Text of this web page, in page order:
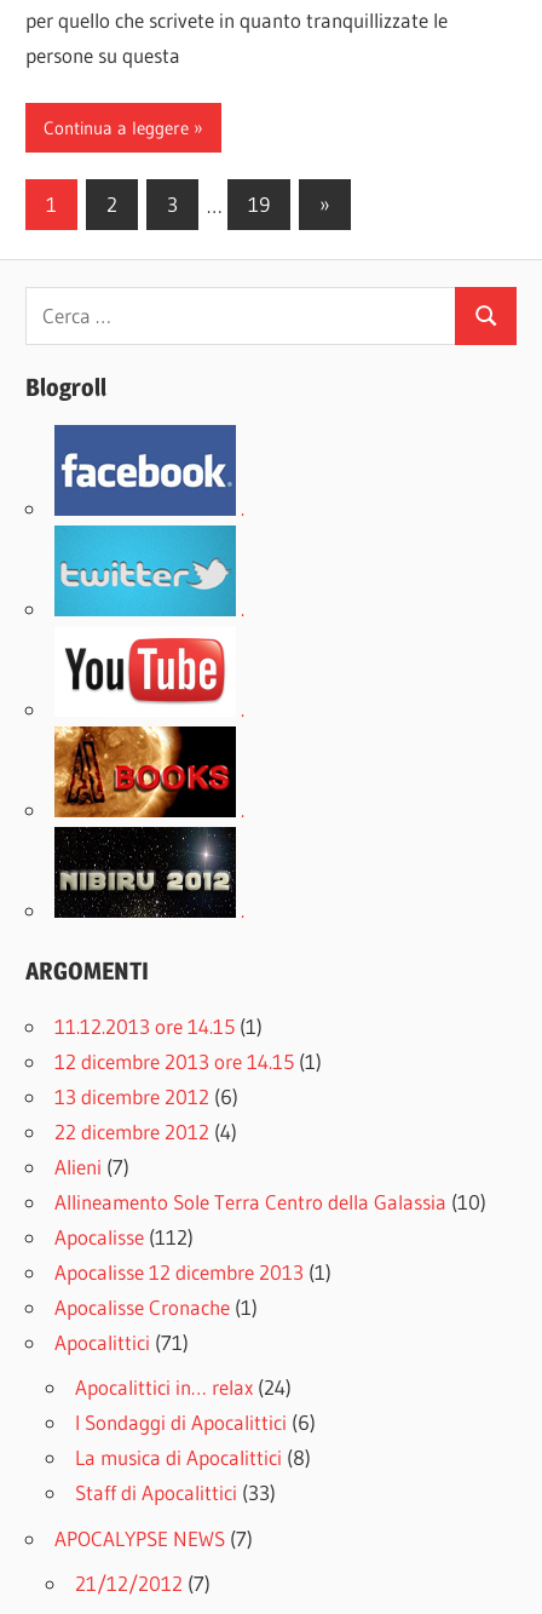
per quello che scrivete in quanto tranquillizzate le
persone su questa
Continua a leggere
Paginazione
articoli
1 2 3 … 19
Articoli
successivi
»
Ricerca
per:
Cerca
Blogroll
.
.
.
.
.
ARGOMENTI
11.12.2013 ore 14.15 (1)
12 dicembre 2013 ore 14.15 (1)
13 dicembre 2012 (6)
22 dicembre 2012 (4)
Alieni (7)
Allineamento Sole Terra Centro della Galassia (10)
Apocalisse (112)
Apocalisse 12 dicembre 2013 (1)
Apocalisse Cronache (1)
Apocalittici (71)
Apocalittici in… relax (24)
I Sondaggi di Apocalittici (6)
La musica di Apocalittici (8)
Staff di Apocalittici (33)
APOCALYPSE NEWS (7)
21/12/2012 (7)